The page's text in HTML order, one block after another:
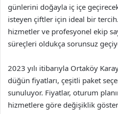
günlerini doğayla iç içe
isteyen çiftler için ideal bir
hizmetler ve profesyonel ekip
süreçleri oldukça sorunsuz
2023 yılı itibarıyla Ortaköy
düğün fiyatları, çeşitli paket
sunuluyor. Fiyatlar, oturum
hizmetlere göre değişiklik